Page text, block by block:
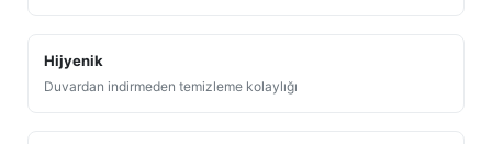
Hijyenik
Duvardan indirmeden temizleme kolaylığı